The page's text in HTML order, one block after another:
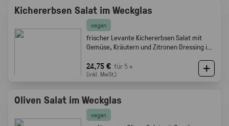
Kichererbsen Salat im Weckglas
vegan
frischer Levante Kichererbsen Salat mit
Gemüse, Kräutern und Zitronen Dressing im
24,75 € für 5 ×
(inkl. MwSt.)
Oliven Salat im Weckglas
vegan